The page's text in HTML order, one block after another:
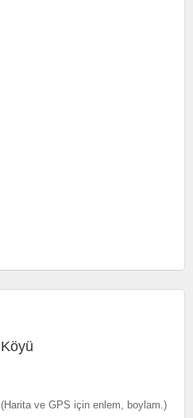
(Harita ve GPS için enlem, boylam.)